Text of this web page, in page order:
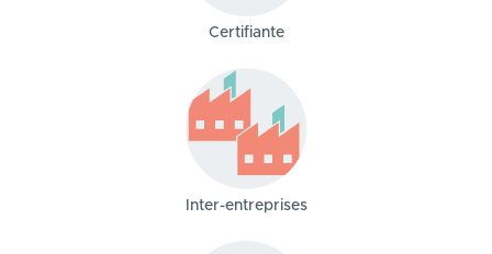
Certifiante
Inter-entreprises